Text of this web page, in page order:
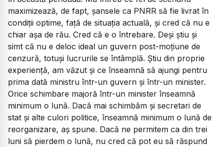
maximizează, de fapt, șansele ca PNRR să fie livrat în
condiții optime, față de situația actuală, și cred că nu e
chiar așa de rău. Cred că e o întrebare. Deși știu și
simt că nu e deloc ideal un guvern post-moțiune de
cenzură, totuși lucrurile se întâmplă. Știu din proprie
experiență, am văzut și ce înseamnă să ajungi pentru
prima dată ministru într-un guvern și într-un minister.
Orice schimbare majoră într-un minister înseamnă
minimum o lună. Dacă mai schimbăm și secretari de
stat și alte culori politice, înseamnă minimum o lună de
reorganizare, aș spune. Dacă ne permitem ca din trei
luni să pierdem o lună, nu cred că pot eu să răspund